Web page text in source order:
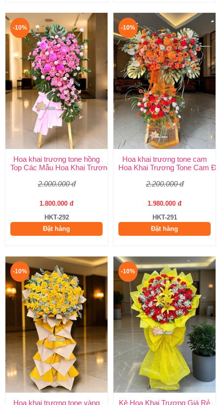
-10%
Hoa khai trương tone hồng
Top Các Mẫu Hoa Khai Trương Tone Hồng Đẹp, Sang Trọng,
2.000.000 đ
1.800.000 đ
HKT-292
Đặt hàng
-10%
Hoa khai trương tone cam
Hoa Khai Trương Tone Cam
2.200.000 đ
1.980.000 đ
HKT-291
Đặt hàng
-10%
Hoa khai trương tone vàng
-10%
Kệ Hoa Khai Trương Giá Rẻ